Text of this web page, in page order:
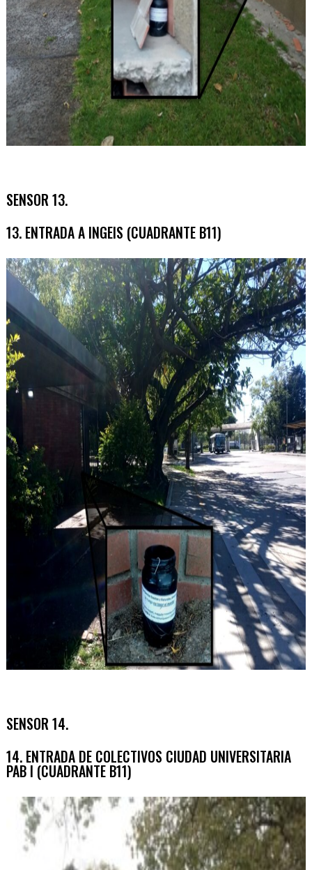
SENSOR 13.
13. ENTRADA A INGEIS (CUADRANTE B11)
SENSOR 14.
14. ENTRADA DE COLECTIVOS CIUDAD UNIVERSITARIA
PAB I (CUADRANTE B11)